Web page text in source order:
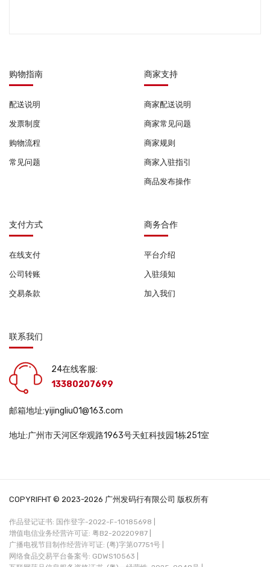
购物指南
配送说明
发票制度
购物流程
常见问题
商家支持
商家配送说明
商家常见问题
商家规则
商家入驻指引
商品发布操作
支付方式
在线支付
公司转账
交易条款
商务合作
平台介绍
入驻须知
加入我们
联系我们
24在线客服:
13380207699
邮箱地址:yijingliu01@163.com
地址:广州市天河区华观路1963号天虹科技园1栋251室
COPYRIFHT © 2023-2026 广州发码行有限公司 版权所有
作品登记证书: 国作登字-2022-F-10185698 |
增值电信业务经营许可证: 粤B2-20220987 |
广播电视节目制作经营许可证: (粤)字第07751号 |
网络食品交易平台备案号: GDWS10563 |